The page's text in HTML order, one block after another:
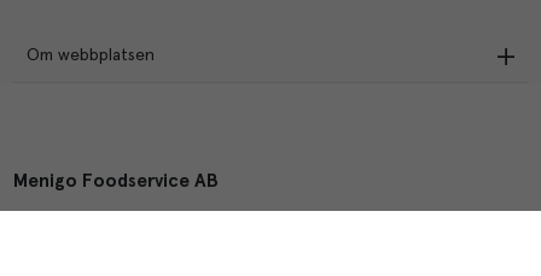
Om webbplatsen
Menigo Foodservice AB